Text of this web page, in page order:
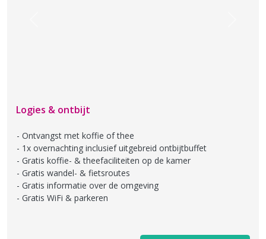
Logies & ontbijt
Ontvangst met koffie of thee
1x overnachting inclusief uitgebreid ontbijtbuffet
Gratis koffie- & theefaciliteiten op de kamer
Gratis wandel- & fietsroutes
Gratis informatie over de omgeving
Gratis WiFi & parkeren